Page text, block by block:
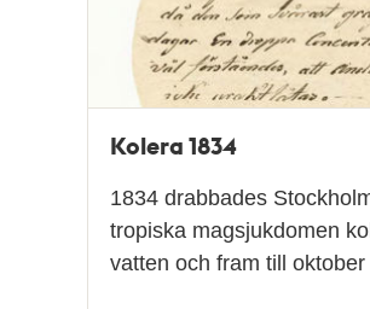
Kolera 1834
1834 drabbades
tropiska magsjukdomen
vatten och fram till